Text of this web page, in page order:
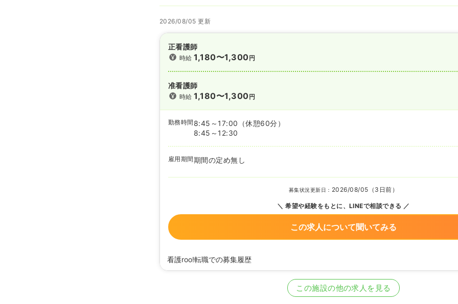
2026/08/05 更新
正看護師
時給1,180〜1,300円
准看護師
時給1,180〜1,300円
勤務時間 8:45～17:00
（休憩60分）
8:45～12:30
雇用期間期間の定め無し
募集状況更新日： 2026/08/05（3日前）
希望や経験をもとに、LINEで相談できる
この求人について聞いてみる
看護roo!転職での募集履歴
この施設の他の求人を見る